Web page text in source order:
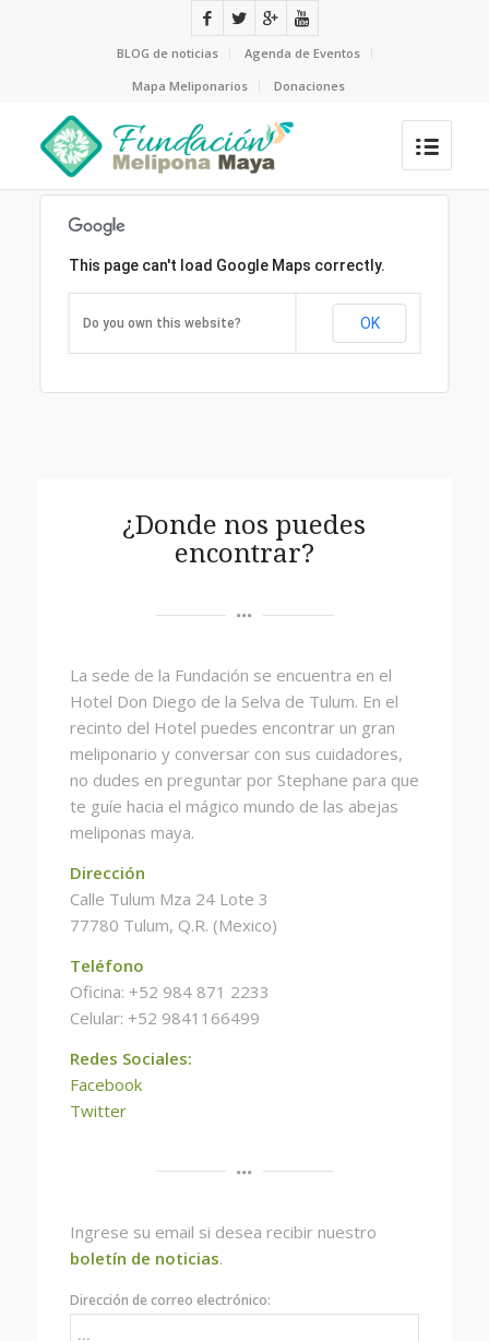
BLOG de noticias
Agenda de Eventos
Mapa Meliponarios
Donaciones
This page can't load Google Maps correctly.
Do you own this website? OK
¿Donde nos puedes
encontrar?
La sede de la Fundación se encuentra en el
Hotel Don Diego de la Selva de Tulum. En el
recinto del Hotel puedes encontrar un gran
meliponario y conversar con sus cuidadores,
no dudes en preguntar por Stephane para que
te guíe hacia el mágico mundo de las abejas
meliponas maya.
Dirección
Calle Tulum Mza 24 Lote 3
77780 Tulum, Q.R. (Mexico)
Teléfono
Oficina: +52 984 871 2233
Celular: +52 9841166499
Redes Sociales:
Facebook
Twitter
Ingrese su email si desea recibir nuestro
boletín de noticias.
Dirección de correo electrónico: